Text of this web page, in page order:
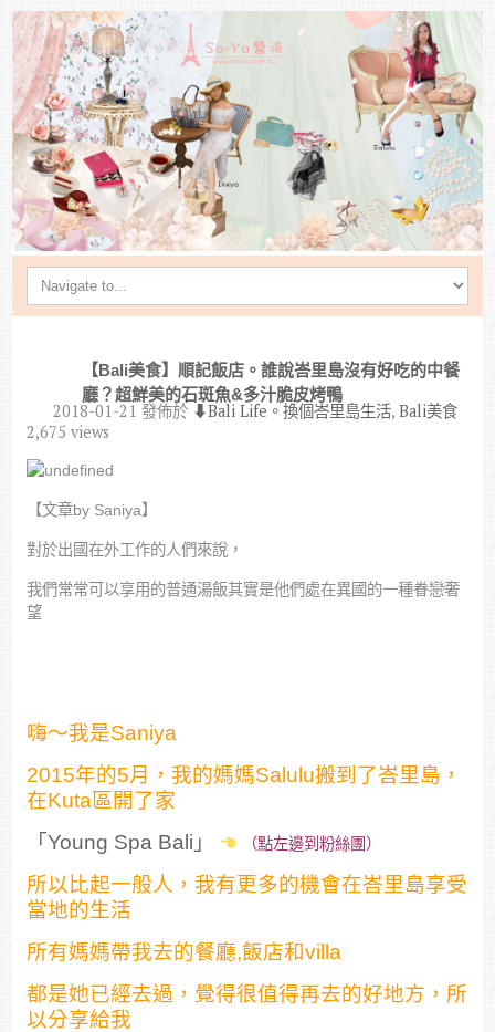
【Bali美食】順記飯店。誰說峇里島沒有好吃的中餐
廳？超鮮美的石斑魚&多汁脆皮烤鴨
2018-01-21 發佈於 ⬇︎Bali Life。換個峇里島生活, Bali美食
2,675 views
【文章by Saniya】
對於出國在外工作的人們來說，
我們常常可以享用的普通湯飯其實是他們處在異國的一種眷戀奢
望
嗨～我是Saniya
2015年的5月，我的媽媽Salulu搬到了峇里島，
在Kuta區開了家
「Young Spa Bali」
（點左邊到粉絲團）
所以比起一般人，我有更多的機會在峇里島享受
當地的生活
所有媽媽帶我去的餐廳,飯店和villa
都是她已經去過，覺得很值得再去的好地方， 所
以分享給我